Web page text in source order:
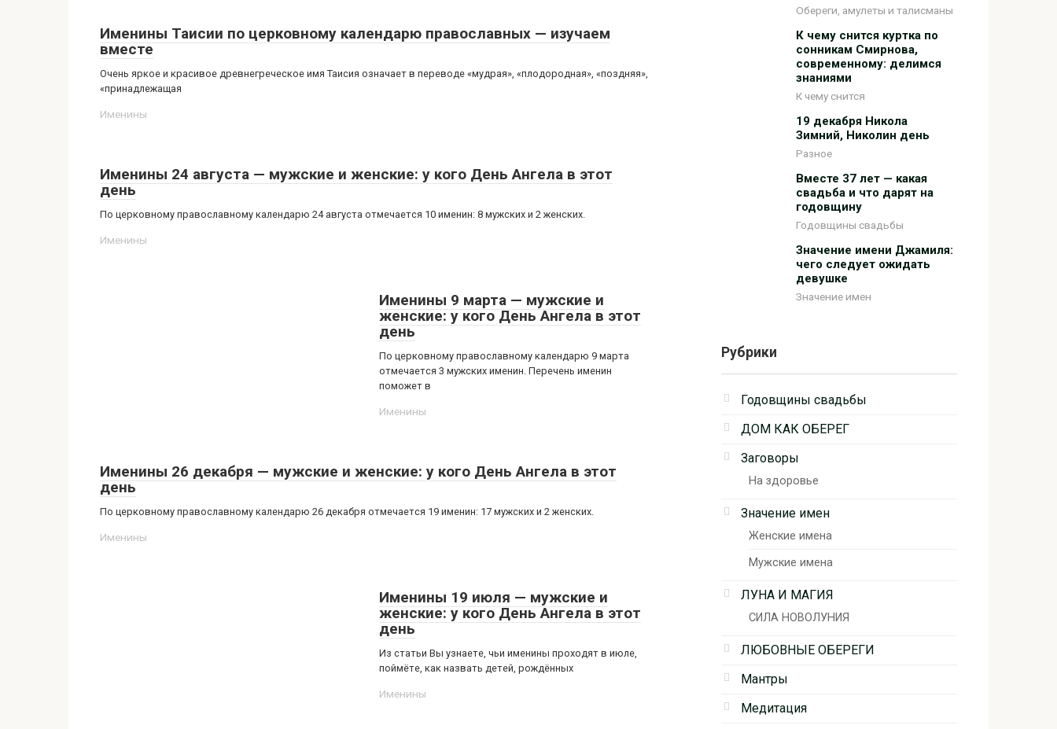
Именины Таисии по церковному календарю православных — изучаем
вместе
Очень яркое и красивое древнегреческое имя Таисия означает в переводе «мудрая», «плодородная», «поздняя»,
«принадлежащая
Именины
Именины 24 августа — мужские и женские: у кого День Ангела в этот
день
По церковному православному календарю 24 августа отмечается 10 именин: 8 мужских и 2 женских.
Именины
Именины 9 марта — мужские и
женские: у кого День Ангела в этот
день
По церковному православному календарю 9 марта
отмечается 3 мужских именин. Перечень именин
поможет в
Именины
Именины 26 декабря — мужские и женские: у кого День Ангела в этот
день
По церковному православному календарю 26 декабря отмечается 19 именин: 17 мужских и 2 женских.
Именины
Именины 19 июля — мужские и
женские: у кого День Ангела в этот
день
Из статьи Вы узнаете, чьи именины проходят в июле,
поймёте, как назвать детей, рождённых
Именины
Обереги, амулеты и талисманы
К чему снится куртка по
сонникам Смирнова,
современному: делимся
знаниями
К чему снится
19 декабря Никола
Зимний, Николин день
Разное
Вместе 37 лет — какая
свадьба и что дарят на
годовщину
Годовщины свадьбы
Значение имени Джамиля:
чего следует ожидать
девушке
Значение имен
Рубрики
Годовщины свадьбы
ДОМ КАК ОБЕРЕГ
Заговоры
На здоровье
Значение имен
Женские имена
Мужские имена
ЛУНА И МАГИЯ
СИЛА НОВОЛУНИЯ
ЛЮБОВНЫЕ ОБЕРЕГИ
Мантры
Медитация